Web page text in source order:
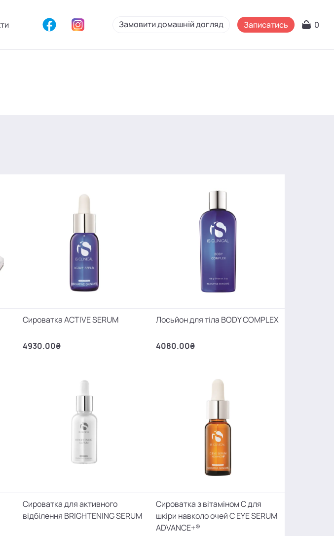
Замовити домашній догляд Записатись 0
Сироватка ACTIVE SERUM
4930.00₴
Лосьйон для тіла BODY COMPLEX
4080.00₴
Сироватка для активного
відбілення BRIGHTENING SERUM
Сироватка з вітаміном С для
шкіри навколо очей C EYE SERUM
ADVANCE+®